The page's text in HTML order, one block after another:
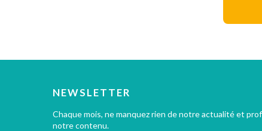
NEWSLETTER
Chaque mois, ne manquez rien de notre actualité et
notre contenu.